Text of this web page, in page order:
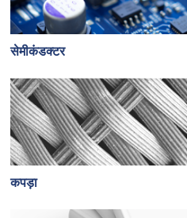
सेमीकंडक्टर
कपड़ा